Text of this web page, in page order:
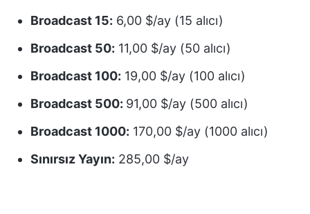
Broadcast 15: 6,00 $/ay (15 alıcı)
Broadcast 50: 11,00 $/ay (50 alıcı)
Broadcast 100: 19,00 $/ay (100 alıcı)
Broadcast 500: 91,00 $/ay (500 alıcı)
Broadcast 1000: 170,00 $/ay (1000 alıcı)
Sınırsız Yayın: 285,00 $/ay